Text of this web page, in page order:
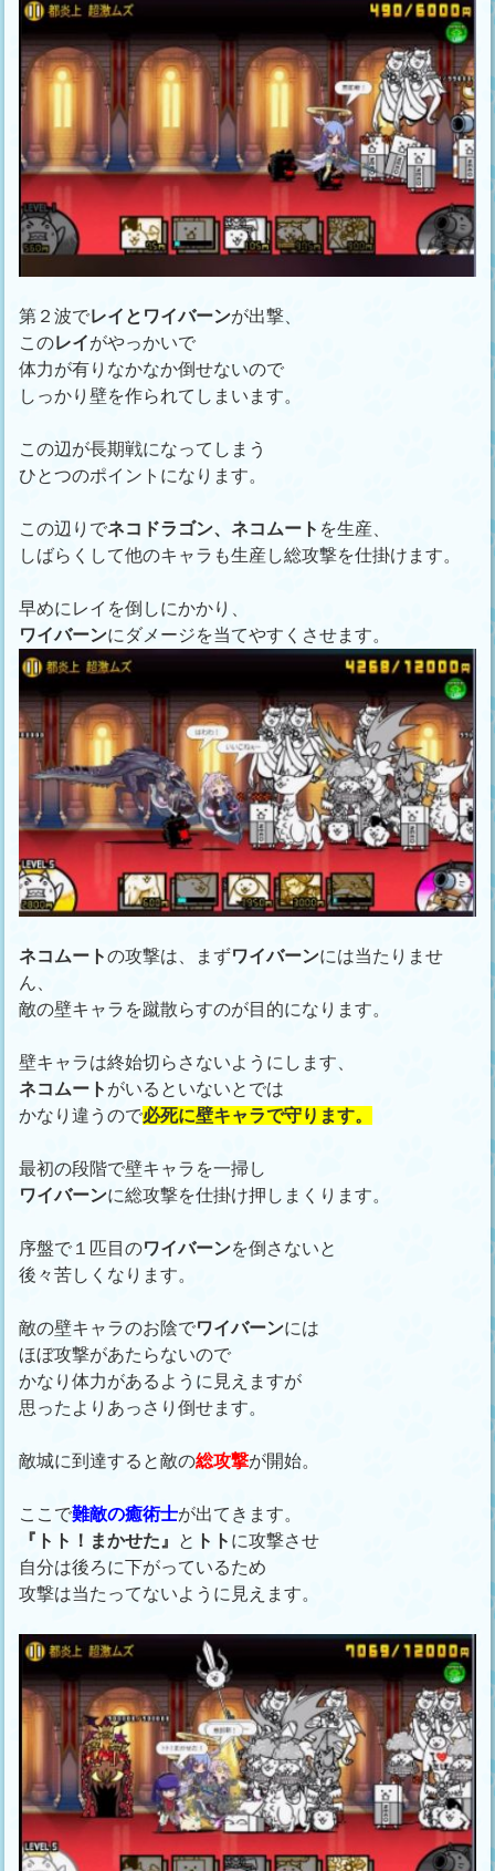
第２波でレイとワイバーンが出撃、
このレイがやっかいで
体力が有りなかなか倒せないので
しっかり壁を作られてしまいます。
この辺が長期戦になってしまう
ひとつのポイントになります。
この辺りでネコドラゴン、ネコムート を生産、
しばらくして他のキャラも生産し総攻撃を仕掛けます。
早めにレイを倒しにかかり、
ワイバーンにダメージを当てやすくさせます。
ネコムートの攻撃は、まずワイバーンには当たりませ
ん、
敵の壁キャラを蹴散らすのが目的になります。
壁キャラは終始切らさないようにします、
ネコムート がいるといないとでは
かなり違うので必死に壁キャラで守ります。
最初の段階で壁キャラを一掃し
ワイバーンに総攻撃を仕掛け押しまくります。
序盤で１匹目のワイバーンを倒さないと
後々苦しくなります。
敵の壁キャラのお陰でワイバーンには
ほぼ攻撃があたらないので
かなり体力があるように見えますが
思ったよりあっさり倒せます。
敵城に到達すると敵の総攻撃が開始。
ここで難敵の癒術士が出てきます。
『トト！まかせた』
と トト に攻撃させ
自分は後ろに下がっているため
攻撃は当たってないように見えます。